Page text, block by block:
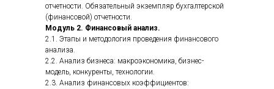
отчетности. Обязательный экземпляр бухгалтерской
(финансовой) отчетности.
Модуль 2. Финансовый анализ.
2.1. Этапы и методология проведения финансового
анализа.
2.2. Анализ бизнеса: макроэкономика, бизнес-
модель, конкуренты, технологии.
2.3. Анализ финансовых коэффициентов: